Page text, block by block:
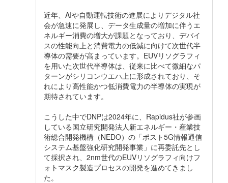
近年、AIや自動運転技術の進展によりデジタル社
会が急速に発展し、データ生成量の増加に伴うエ
ネルギー消費の増大が課題となっており、デバイ
スの性能向上と消費電力の低減に向けて次世代半
導体の需要が高まっています。EUVリソグラフィ
を用いた次世代半導体は、従来に比べて微細なパ
ターンがシリコンウエハ上に形成されており、そ
れにより高性能かつ低消費電力の半導体の実現が
期待されています。
こうした中でDNPは2024年に、Rapidus社が参画
している国立研究開発法人新エネルギー・産業技
術総合開発機構（NEDO）の「ポスト5G情報通信
システム基盤強化研究開発事業」に再委託先とし
て採択され、2nm世代のEUVリソグラフィ向けフ
ォトマスク製造プロセスの開発を進めてきまし
た。